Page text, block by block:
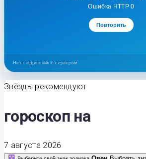
Ошибка HTTP 0
Повторить
Нет соединения с сервером
Звёзды рекомендуют
гороскоп на
7 августа 2026